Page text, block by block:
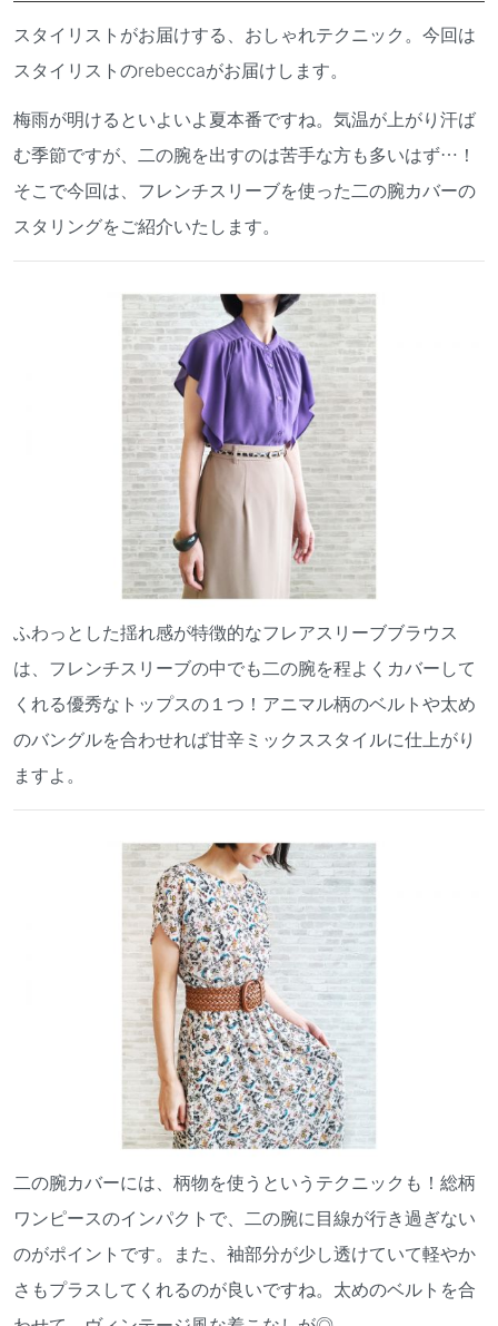
スタイリストがお届けする、おしゃれテクニック。今回は
スタイリストのrebeccaがお届けします。
梅雨が明けるといよいよ夏本番ですね。気温が上がり汗ば
む季節ですが、二の腕を出すのは苦手な方も多いはず…！
そこで今回は、フレンチスリーブを使った二の腕カバーの
スタリングをご紹介いたします。
ふわっとした揺れ感が特徴的なフレアスリーブブラウス
は、フレンチスリーブの中でも二の腕を程よくカバーして
くれる優秀なトップスの１つ！アニマル柄のベルトや太め
のバングルを合わせれば甘辛ミックススタイルに仕上がり
ますよ。
二の腕カバーには、柄物を使うというテクニックも！総柄
ワンピースのインパクトで、二の腕に目線が行き過ぎない
のがポイントです。また、袖部分が少し透けていて軽やか
さもプラスしてくれるのが良いですね。太めのベルトを合